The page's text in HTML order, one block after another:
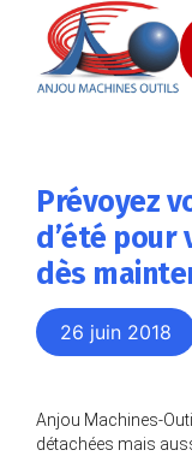
Prévoyez
d’été pour
dès
26 juin 2018
Anjou Machines-
détachées mais